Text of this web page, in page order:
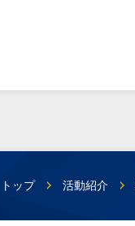
トップ 活動紹介